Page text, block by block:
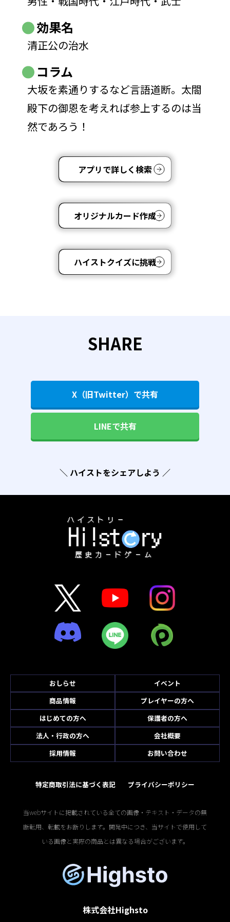
効果名
清正公の治水
コラム
大坂を素通りするなど言語道断。太閤
殿下の御恩を考えれば参上するのは当
然であろう！
アプリで詳しく検索
オリジナルカード作成
ハイストクイズに挑戦
SHARE
X（旧Twitter）で共有
LINEで共有
＼ ハイストをシェアしよう ／
おしらせ
イベント
商品情報
プレイヤーの方へ
はじめての方へ
保護者の方へ
法人・行政の方へ
会社概要
採用情報
お問い合わせ
特定商取引法に基づく表記 プライバシーポリシー
当webサイトに掲載されている全ての画像・テキスト・データの無
断転用、転載をお断りします。開発中につき、当サイトで使用して
いる画像と実際の商品とは異なる場合がございます。
株式会社Highsto